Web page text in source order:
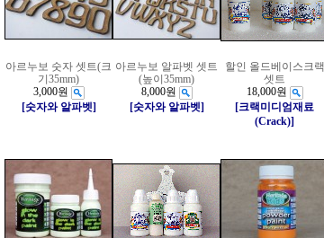
아르누보 숫자 셋트(크
기35mm)
3,000원
[숫자와 알파벳]
아르누보 알파벳 셋트
(높이35mm)
8,000원
[숫자와 알파벳]
할인 올드베이스크랙
셋트
18,000원
[크랙미디엄재료
(Crack)]